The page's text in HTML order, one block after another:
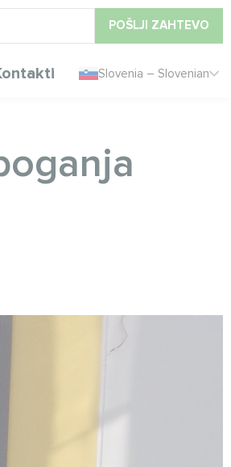
POŠLJI ZAHTEVO
Slovenia – Slovenian